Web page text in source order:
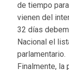
de tiempo
vienen del
32 días
Nacional el
parlamentario.
Finalmente, la